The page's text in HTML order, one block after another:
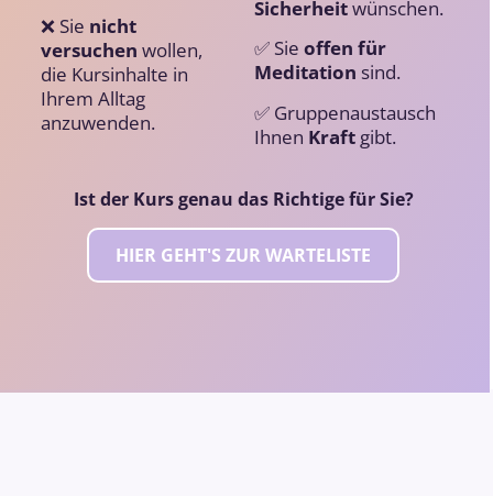
❌ Sie nicht
versuchen wollen,
die Kursinhalte in
Ihrem Alltag
anzuwenden.
Sicherheitwünschen.
✅ Sie offen für
Meditation sind.
✅ Gruppenaustausch
Ihnen Kraft gibt.
Ist der Kurs genau das Richtige für Sie?
HIER GEHT'S ZUR WARTELISTE